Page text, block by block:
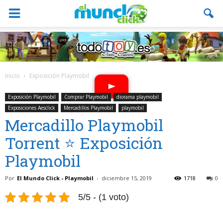
Inicio Exposición Playmobil
Exposición Playmobil Comprar Playmobil
diorama playmobil
Exposiciones Aesclick
Mercadillos Playmobil playmobil
Mercadillo Playmobil
Torrent ⭐ Exposición
Playmobil
Por El Mundo Click - Playmobil - diciembre 15, 2019 0
1718
5/5 - (1 voto)